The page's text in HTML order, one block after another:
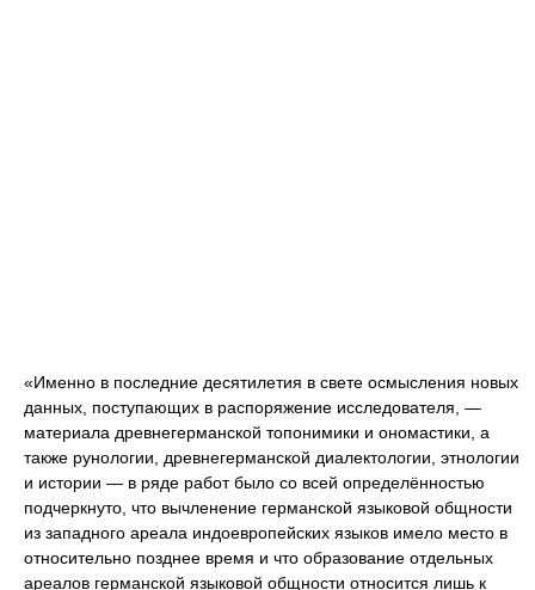
«Именно в последние десятилетия в свете осмысления новых
данных, поступающих в распоряжение исследователя, —
материала древнегерманской топонимики и ономастики, а
также рунологии, древнегерманской диалектологии, этнологии
и истории — в ряде работ было со всей определённостью
подчеркнуто, что вычленение германской языковой общности
из западного ареала индоевропейских языков имело место в
относительно позднее время и что образование отдельных
ареалов германской языковой общности относится лишь к